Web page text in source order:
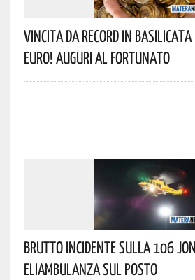
Vincita Da Record In
Euro! Auguri Al Fortunato
Brutto Incidente Sulla 106
Eliambulanza Sul Posto